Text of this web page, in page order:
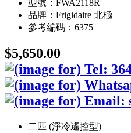
型號：FWA2118R
品牌：Frigidaire 北極
參考編碼：6375
$5,650.00
二匹 (淨冷遙控型)